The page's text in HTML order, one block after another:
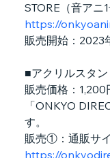
STORE（音アニ1
https://
販売開始：2023
■アクリルスタン
販売価格：
「ONKYO
す。
販売①：通販サ
https://